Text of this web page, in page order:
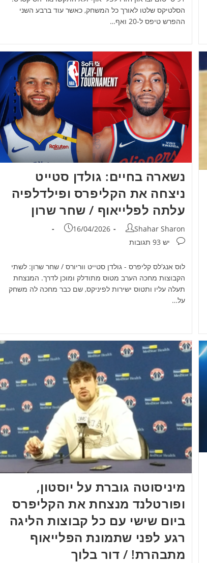
הסלטיקס שלטו לאורך כל המשחק, כאשר עוד ברבע השני
ההפרש טיפס ל-20 ואף…
נשארה בחיים: גולדן סטייט
ניצחה את הקליפרס ופילדלפיה
עלתה לפלייאוף / שחר שרון
מחבר:
Shahar Sharon פורסם:
16/04/2026
תגובות:
יש 93 תגובות
לוס אנג'לס קליפרס - גולדן סטייט ווריורס / שחר שרון: לשתי
הקבוצות מחכה הערב מטוס מתודלק ומוכן לדרך. המנצחת
תעלה עליו ותטוס ישירות לפיניקס, שם כבר מחכה לה משחק
על…
מיניסוטה גוברת על יוסטון,
ופורטלנד מנצחת את הקליפרס
ביום שישי עם כל קבוצות הליגה
רגע לפני שתמונת הפלייאוף
מתבהרת! / דור בלוך